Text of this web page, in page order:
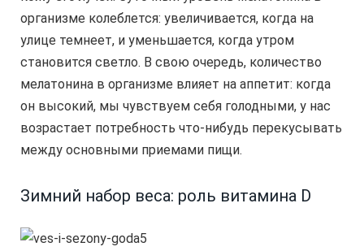
организме колеблется: увеличивается, когда на
улице темнеет, и уменьшается, когда утром
становится светло. В свою очередь, количество
мелатонина в организме влияет на аппетит: когда
он высокий, мы чувствуем себя голодными, у нас
возрастает потребность что-нибудь перекусывать
между основными приемами пищи.
Зимний набор веса: роль витамина D